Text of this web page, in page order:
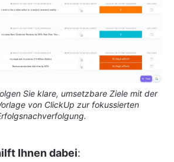
Sie klare, umsetzbare Ziele mit der
von ClickUp zur fokussierten
Ihnen dabei: